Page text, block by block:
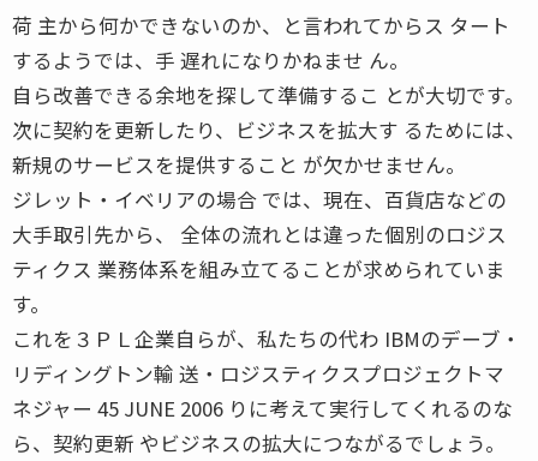
荷 主から何かできないのか、と言われてからス タート
するようでは、手 遅れになりかねませ ん。
自ら改善できる余地を探して準備するこ とが大切です。
次に契約を更新したり、ビジネスを拡大す るためには、
新規のサービスを提供すること が欠かせません。
ジレット・イベリアの場合 では、現在、百貨店などの
大手取引先から、 全体の流れとは違った個別のロジス
ティクス 業務体系を組み立てることが求められていま
す。
これを３ＰＬ企業自らが、私たちの代わ IBMのデーブ・
リディングトン輸 送・ロジスティクスプロジェクトマ
ネジャー 45 JUNE 2006 りに考えて実行してくれるのな
ら、契約更新 やビジネスの拡大につながるでしょう。